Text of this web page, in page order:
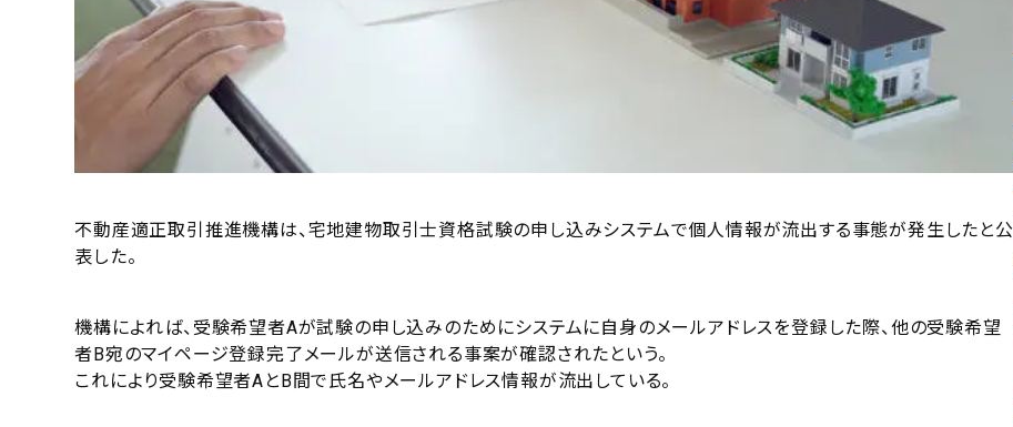
不動産適正取引推進機構は、宅地建物取引士資格試験の申し込みシステムで個人情報が流出する事態が発生したと公
表した。
機構によれば、受験希望者Aが試験の申し込みのためにシステムに自身のメールアドレスを登録した際、他の受験希望
者B宛のマイページ登録完了メールが送信される事案が確認されたという。
これにより受験希望者AとB間で氏名やメールアドレス情報が流出している。